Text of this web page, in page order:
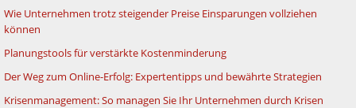
Wie Unternehmen trotz steigender Preise Einsparungen vollziehen
können
Planungstools für verstärkte Kostenminderung
Der Weg zum Online-Erfolg: Expertentipps und bewährte Strategien
Krisenmanagement: So managen Sie Ihr Unternehmen durch Krisen